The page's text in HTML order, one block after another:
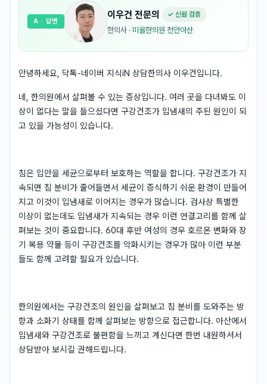
이우건 전문의 ✓ 신원 검증
한의사 · 미올한의원 천안아산
A · 답변
안녕하세요, 닥톡-네이버 지식iN 상담한의사 이우건입니다.
네, 한의원에서 살펴볼 수 있는 증상입니다. 여러 곳을 다녀봐도 이
상이 없다는 말을 들으셨다면 구강건조가 입냄새의 주된 원인이 되
고 있을 가능성이 있습니다.
침은 입안을 세균으로부터 보호하는 역할을 합니다. 구강건조가 지
속되면 침 분비가 줄어들면서 세균이 증식하기 쉬운 환경이 만들어
지고 이것이 입냄새로 이어지는 경우가 많습니다. 검사상 특별한
이상이 없는데도 입냄새가 지속되는 경우 이런 연결고리를 함께 살
펴보는 것이 중요합니다. 60대 후반 여성의 경우 호르몬 변화와 장
기 복용 약물 등이 구강건조를 악화시키는 경우가 많아 이런 부분
들도 함께 고려할 필요가 있습니다.
한의원에서는 구강건조의 원인을 살펴보고 침 분비를 도와주는 방
향과 소화기 상태를 함께 살펴보는 방향으로 접근합니다. 아산에서
입냄새와 구강건조로 불편함을 느끼고 계신다면 한번 내원하셔서
상담받아 보시길 권해드립니다.